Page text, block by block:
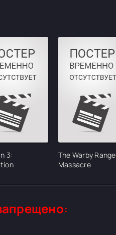
3:
The Warby Range
Massacre